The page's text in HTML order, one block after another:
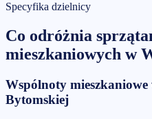
Specyfika dzielnicy
Co odróżnia
mieszkaniowych w
Wspólnoty mieszkaniowe
Bytomskiej